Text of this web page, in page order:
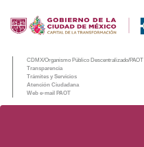
CDMX/Organismo Público Descentralizado/PAOT
Transparencia
Trámites y Servicios
Atención Ciudadana
Web e-mail PAOT